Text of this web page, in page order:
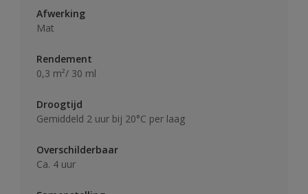
Afwerking
Mat
Rendement
0,3 m²/ 30 ml
Droogtijd
Gemiddeld 2 uur bij 20°C per laag
Overschilderbaar
Ca. 4 uur